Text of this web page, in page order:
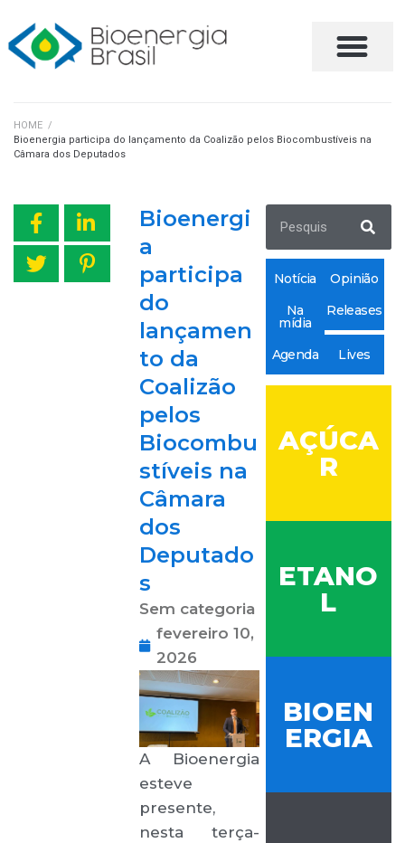
HOME /
Bioenergia participa do lançamento da Coalizão pelos Biocombustíveis na
Câmara dos Deputados
Bioenergi
a
participa
do
lançamen
to da
Coalizão
pelos
Biocombu
stíveis na
Câmara
dos
Deputado
s
Sem categoria
fevereiro 10,
2026
A Bioenergia
esteve
presente,
nesta terça-
Notícia
Opinião
Na
mídia
Releases
Agenda Lives
AÇÚCA
R
ETANO
L
BIOEN
ERGIA